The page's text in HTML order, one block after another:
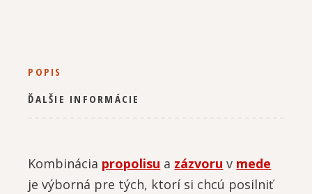
POPIS
ĎALŠIE INFORMÁCIE
Kombinácia propolisu a zázvoru v mede
je výborná pre tých, ktorí si chcú posilniť